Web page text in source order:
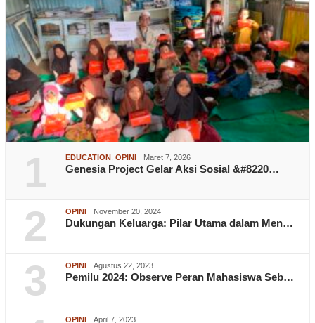
1 EDUCATION OPINI Maret 7, 2026
Genesia Project Gelar Aksi Sosial &#8220…
2 OPINI November 20, 2024
Dukungan Keluarga: Pilar Utama dalam Men…
3 OPINI Agustus 22, 2023
Pemilu 2024: Observe Peran Mahasiswa Seb…
OPINI April 7, 2023